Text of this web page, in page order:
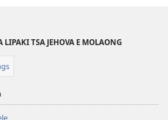
Inthaneteng
LIPAKI TSA JEHOVA E MOLAONG